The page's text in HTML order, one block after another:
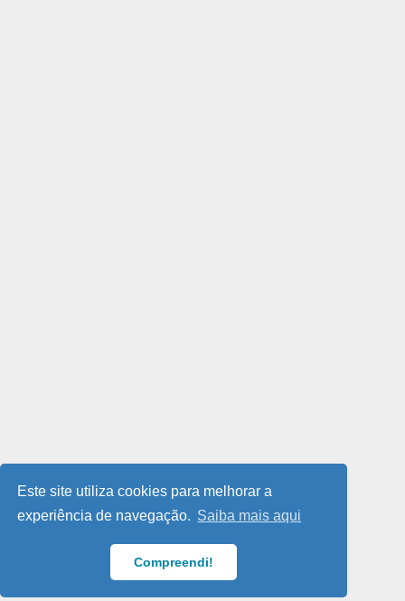
Este site utiliza cookies para melhorar a
experiência de navegação. Saiba mais aqui
Compreendi!